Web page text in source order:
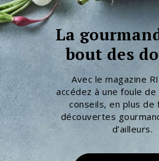
La
bout des
Avec le magazine
accédez à une foule
conseils, en plus de
découvertes
d’ailleurs.